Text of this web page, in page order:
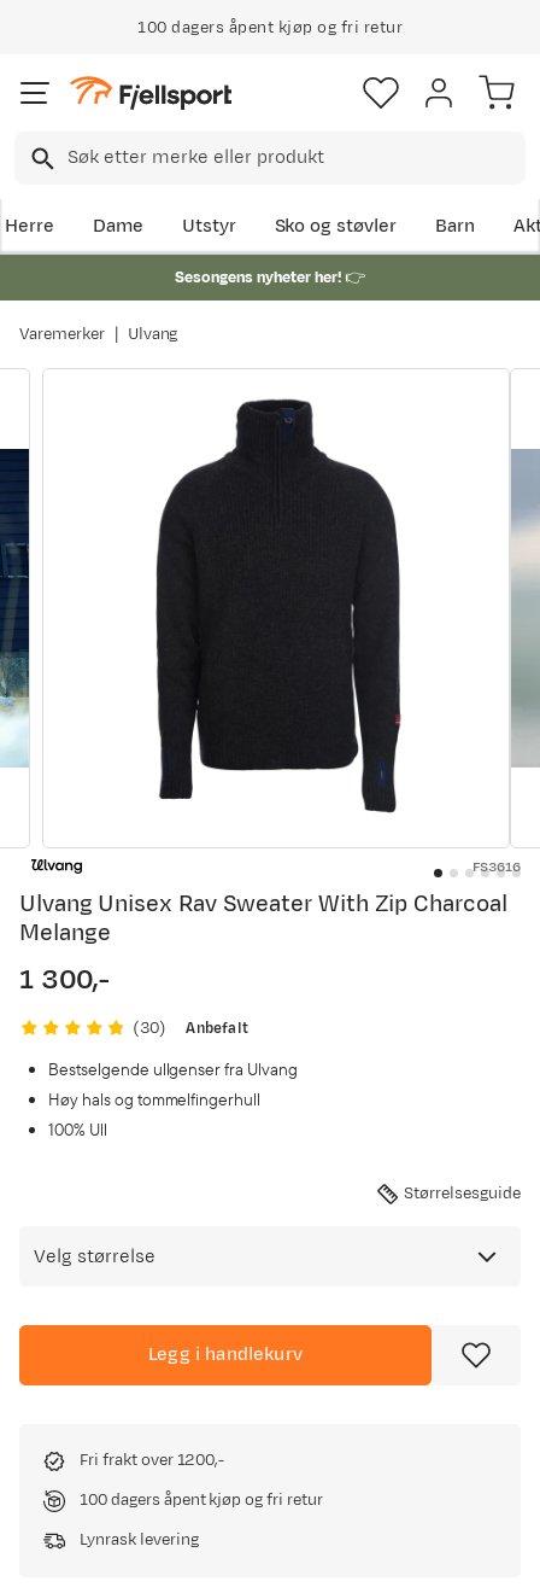
Klimakompensert lynrask levering
Herre Dame Utstyr Sko og støvler Barn
Sesongens nyheter her!👉
Varemerker Ulvang
FS3616
Ulvang Unisex Rav Sweater With Zip Charcoal
Melange
price
1 300,-
(30)
Anbefalt
Bestselgende ullgenser fra Ulvang
Høy hals og tommelfingerhull
100% Ull
Størrelsesguide
Velg størrelse
Legg i handlekurv
Fri frakt over 1200,-
100 dagers åpent kjøp og fri retur
Lynrask levering